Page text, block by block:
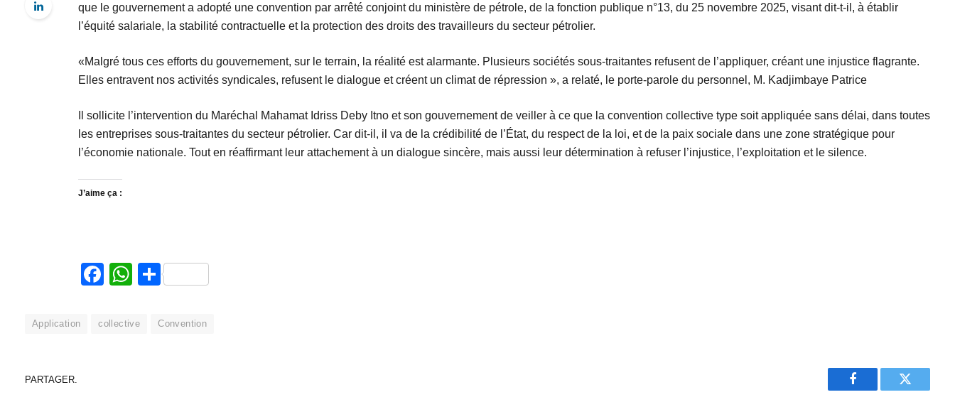
que le gouvernement a adopté une convention par arrêté conjoint du ministère de pétrole, de la fonction publique n°13, du 25 novembre 2025, visant dit-t-il, à établir
l’équité salariale, la stabilité contractuelle et la protection des droits des travailleurs du secteur pétrolier.
‎«Malgré tous ces efforts du gouvernement, sur le terrain, la réalité est alarmante. Plusieurs sociétés sous-traitantes refusent de l’appliquer, créant une injustice flagrante.
Elles entravent nos activités syndicales, refusent le dialogue et créent un climat de répression », a relaté, le porte-parole du personnel, M. Kadjimbaye Patrice
‎Il sollicite l’intervention du Maréchal Mahamat Idriss Deby Itno et son gouvernement de veiller à ce que la convention collective type soit appliquée sans délai, dans toutes
les entreprises sous-traitantes du secteur pétrolier. Car dit-il, il va de la crédibilité de l’État, du respect de la loi, et de la paix sociale dans une zone stratégique pour
l’économie nationale. Tout en réaffirmant leur attachement à un dialogue sincère, mais aussi leur détermination à refuser l’injustice, l’exploitation et le silence.
J’aime ça :
Facebook
WhatsApp
Partager
Application collective Convention
PARTAGER.
Facebook Twitter